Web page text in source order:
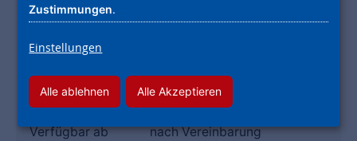
DATEN
Wohnfläche
Zimmer
Etage
3
Verfügbar ab
nach Vereinbarung
Zustimmungen.
Einstellungen
Alle ablehnen Alle Akzeptieren